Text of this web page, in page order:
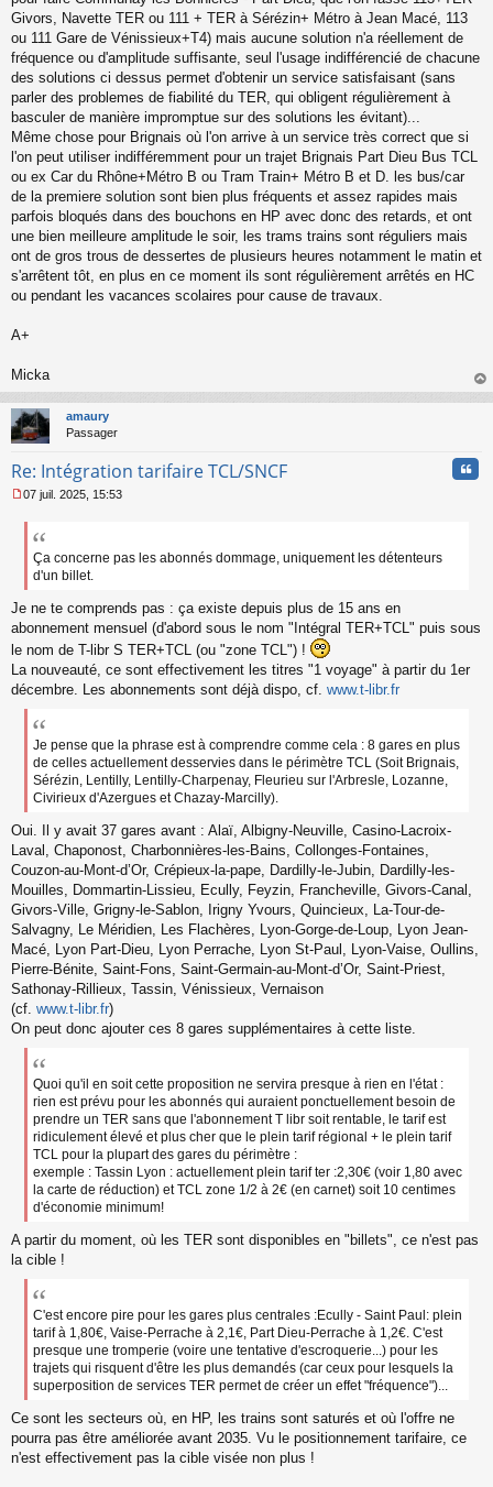
Givors, Navette TER ou 111 + TER à Sérézin+ Métro à Jean Macé, 113
ou 111 Gare de Vénissieux+T4) mais aucune solution n'a réellement de
fréquence ou d'amplitude suffisante, seul l'usage indifférencié de chacune
des solutions ci dessus permet d'obtenir un service satisfaisant (sans
parler des problemes de fiabilité du TER, qui obligent régulièrement à
basculer de manière impromptue sur des solutions les évitant)...
Même chose pour Brignais où l'on arrive à un service très correct que si
l'on peut utiliser indifféremment pour un trajet Brignais Part Dieu Bus TCL
ou ex Car du Rhône+Métro B ou Tram Train+ Métro B et D. les bus/car
de la premiere solution sont bien plus fréquents et assez rapides mais
parfois bloqués dans des bouchons en HP avec donc des retards, et ont
une bien meilleure amplitude le soir, les trams trains sont réguliers mais
ont de gros trous de dessertes de plusieurs heures notamment le matin et
s'arrêtent tôt, en plus en ce moment ils sont régulièrement arrêtés en HC
ou pendant les vacances scolaires pour cause de travaux.
A+
Micka
au
amaury
Passager
Re: Intégration tarifaire TCL/SNCF
e
g
e
n
n
l
u
07 juil. 2025, 15:53
Ça concerne pas les abonnés dommage, uniquement les détenteurs
d'un billet.
Je ne te comprends pas : ça existe depuis plus de 15 ans en
abonnement mensuel (d'abord sous le nom "Intégral TER+TCL" puis sous
le nom de T-libr S TER+TCL (ou "zone TCL") !
La nouveauté, ce sont effectivement les titres "1 voyage" à partir du 1er
décembre. Les abonnements sont déjà dispo, cf. www.t-libr.fr
Je pense que la phrase est à comprendre comme cela : 8 gares en plus
de celles actuellement desservies dans le périmètre TCL (Soit Brignais,
Sérézin, Lentilly, Lentilly-Charpenay, Fleurieu sur l'Arbresle, Lozanne,
Civirieux d'Azergues et Chazay-Marcilly).
Oui. Il y avait 37 gares avant : Alaï, Albigny-Neuville, Casino-Lacroix-
Laval, Chaponost, Charbonnières-les-Bains, Collonges-Fontaines,
Couzon-au-Mont-d’Or, Crépieux-la-pape, Dardilly-le-Jubin, Dardilly-les-
Mouilles, Dommartin-Lissieu, Ecully, Feyzin, Francheville, Givors-Canal,
Givors-Ville, Grigny-le-Sablon, Irigny Yvours, Quincieux, La-Tour-de-
Salvagny, Le Méridien, Les Flachères, Lyon-Gorge-de-Loup, Lyon Jean-
Macé, Lyon Part-Dieu, Lyon Perrache, Lyon St-Paul, Lyon-Vaise, Oullins,
Pierre-Bénite, Saint-Fons, Saint-Germain-au-Mont-d’Or, Saint-Priest,
Sathonay-Rillieux, Tassin, Vénissieux, Vernaison
(cf. www.t-libr.fr)
On peut donc ajouter ces 8 gares supplémentaires à cette liste.
Quoi qu'il en soit cette proposition ne servira presque à rien en l'état :
rien est prévu pour les abonnés qui auraient ponctuellement besoin de
prendre un TER sans que l'abonnement T libr soit rentable, le tarif est
ridiculement élevé et plus cher que le plein tarif régional + le plein tarif
TCL pour la plupart des gares du périmètre :
exemple : Tassin Lyon : actuellement plein tarif ter :2,30€ (voir 1,80 avec
la carte de réduction) et TCL zone 1/2 à 2€ (en carnet) soit 10 centimes
d'économie minimum!
A partir du moment, où les TER sont disponibles en "billets", ce n'est pas
la cible !
C'est encore pire pour les gares plus centrales :Ecully - Saint Paul: plein
tarif à 1,80€, Vaise-Perrache à 2,1€, Part Dieu-Perrache à 1,2€. C'est
presque une tromperie (voire une tentative d'escroquerie...) pour les
trajets qui risquent d'être les plus demandés (car ceux pour lesquels la
superposition de services TER permet de créer un effet "fréquence")...
Ce sont les secteurs où, en HP, les trains sont saturés et où l'offre ne
pourra pas être améliorée avant 2035. Vu le positionnement tarifaire, ce
n'est effectivement pas la cible visée non plus !